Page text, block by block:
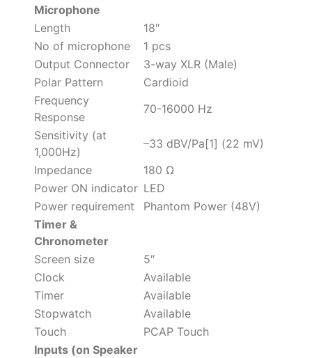
Microphone
Length
18″
No of microphone
1 pcs
Output Connector
3-way XLR (Male)
Polar Pattern
Cardioid
Frequency
Response
70-16000 Hz
Sensitivity (at
1,000Hz)
–33 dBV/Pa[1] (22 mV)
Impedance
180 Ω
Power ON indicator LED
Power requirement
Phantom Power (48V)
Timer &
Chronometer
Screen size
5″
Clock
Available
Timer
Available
Stopwatch
Available
Touch
PCAP Touch
Inputs (on Speaker